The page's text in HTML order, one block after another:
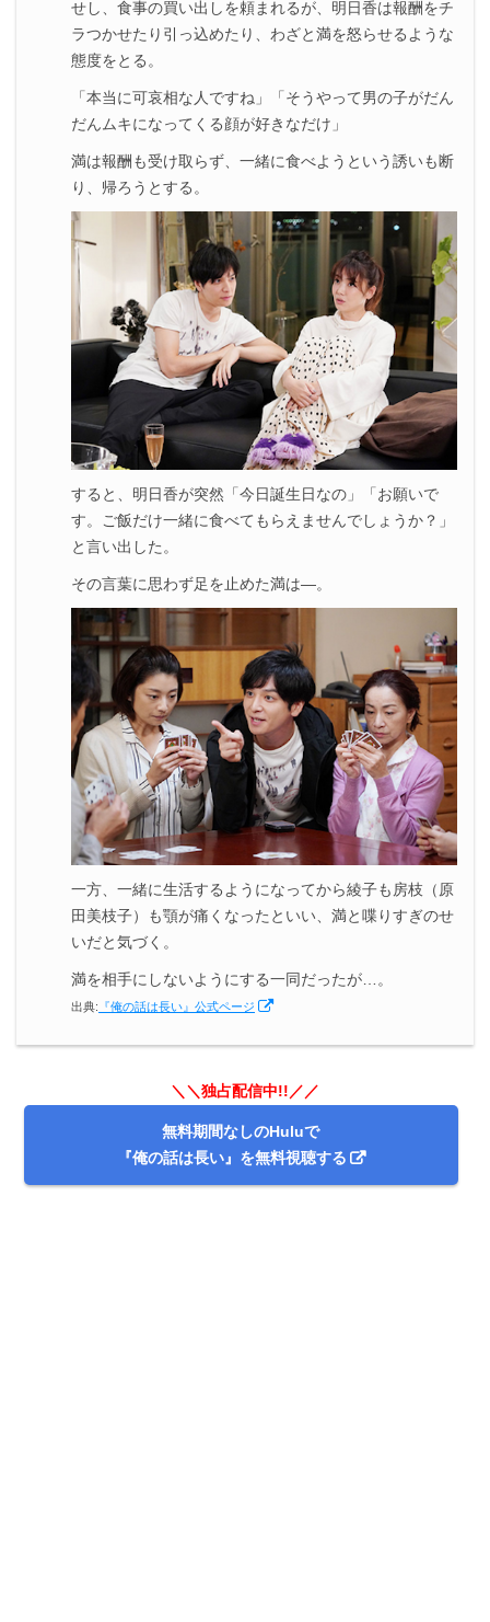
せし、食事の買い出しを頼まれるが、明日香は報酬をチ
ラつかせたり引っ込めたり、わざと満を怒らせるような
態度をとる。
「本当に可哀相な人ですね」「そうやって男の子がだん
だんムキになってくる顔が好きなだけ」
満は報酬も受け取らず、一緒に食べようという誘いも断
り、帰ろうとする。
すると、明日香が突然「今日誕生日なの」「お願いで
す。ご飯だけ一緒に食べてもらえませんでしょうか？」
と言い出した。
その言葉に思わず足を止めた満は―。
一方、一緒に生活するようになってから綾子も房枝（原
田美枝子）も顎が痛くなったといい、満と喋りすぎのせ
いだと気づく。
満を相手にしないようにする一同だったが…。
出典: 『俺の話は長い』公式ページ
＼＼独占配信中!!／／
無料期間なしのHuluで
『俺の話は長い』を無料視聴する